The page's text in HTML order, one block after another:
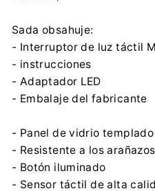
Sada obsahuje:
- Interruptor de luz táctil
- instrucciones
- Adaptador LED
- Embalaje del fabricante
- Panel de vidrio templado
- Resistente a los arañazos
- Botón iluminado
- Sensor táctil de alta